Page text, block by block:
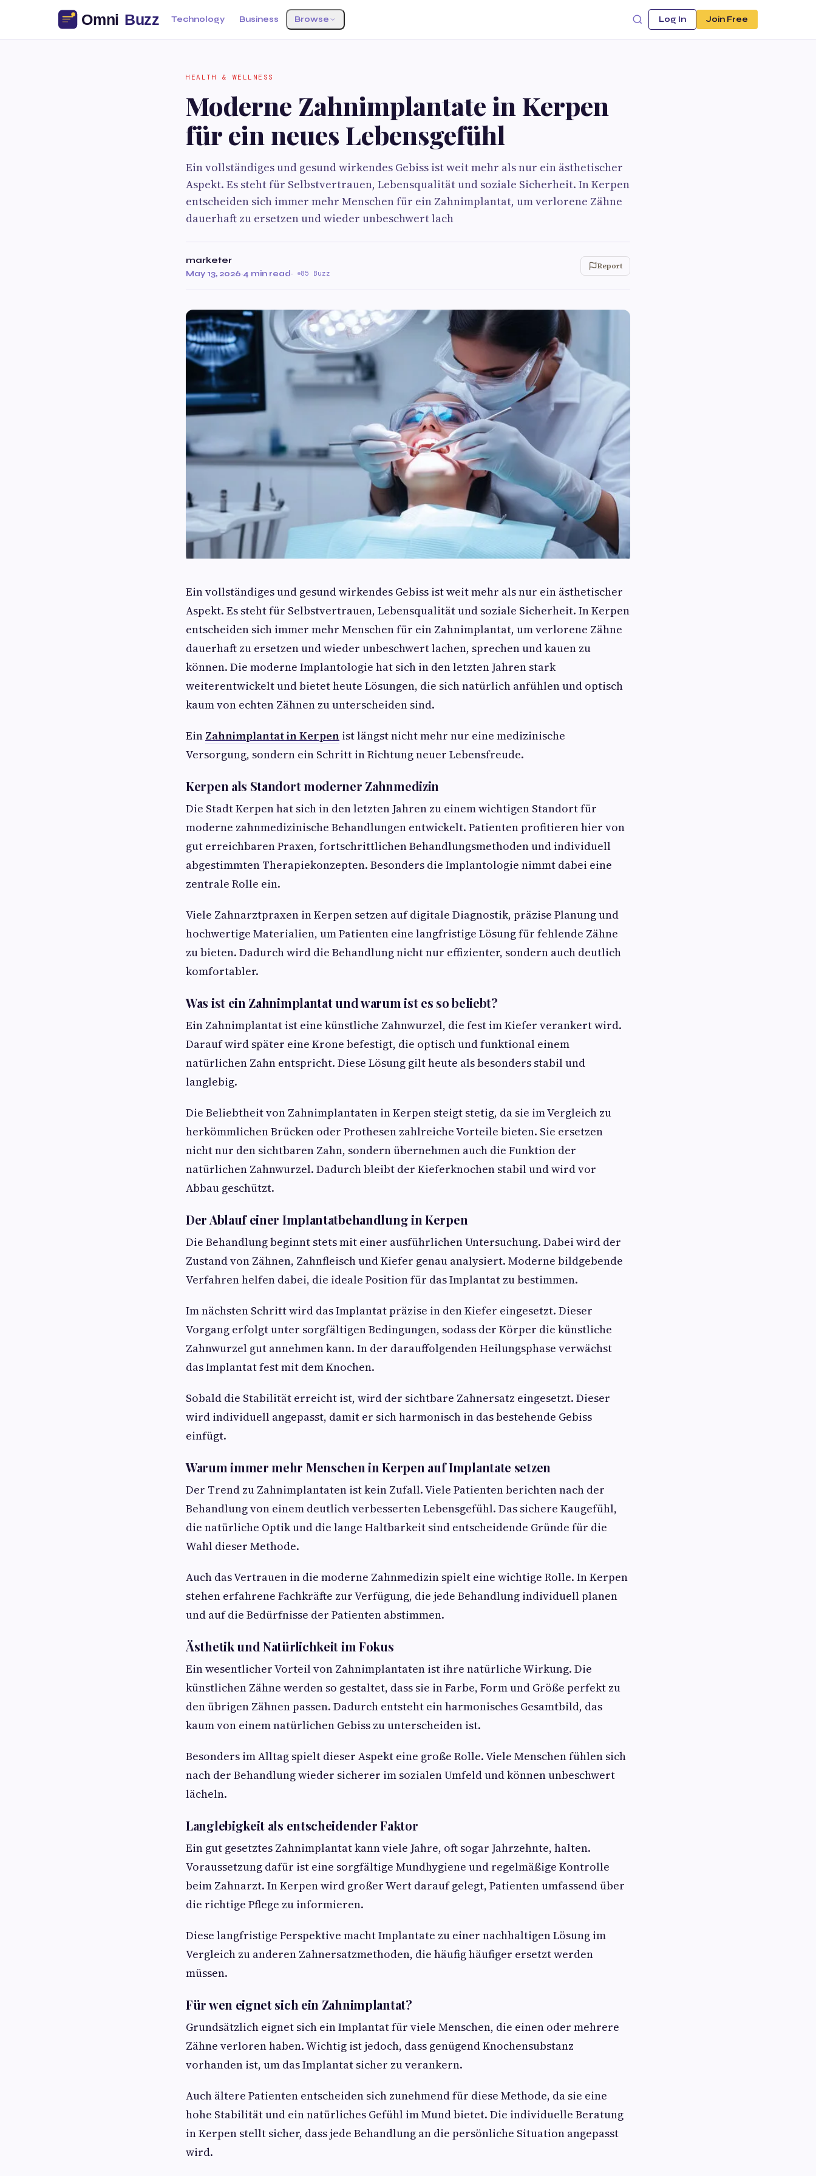
Technology Business Browse Log In Join Free
HEALTH & WELLNESS
Moderne Zahnimplantate in Kerpen
für ein neues Lebensgefühl
Ein vollständiges und gesund wirkendes Gebiss ist weit mehr als nur ein ästhetischer
Aspekt. Es steht für Selbstvertrauen, Lebensqualität und soziale Sicherheit. In Kerpen
entscheiden sich immer mehr Menschen für ein Zahnimplantat, um verlorene Zähne
dauerhaft zu ersetzen und wieder unbeschwert lach
marketer
May 13, 2026·4 min read· 85 Buzz
Report
Ein vollständiges und gesund wirkendes Gebiss ist weit mehr als nur ein ästhetischer
Aspekt. Es steht für Selbstvertrauen, Lebensqualität und soziale Sicherheit. In Kerpen
entscheiden sich immer mehr Menschen für ein Zahnimplantat, um verlorene Zähne
dauerhaft zu ersetzen und wieder unbeschwert lachen, sprechen und kauen zu
können. Die moderne Implantologie hat sich in den letzten Jahren stark
weiterentwickelt und bietet heute Lösungen, die sich natürlich anfühlen und optisch
kaum von echten Zähnen zu unterscheiden sind.
Ein Zahnimplantat in Kerpen ist längst nicht mehr nur eine medizinische
Versorgung, sondern ein Schritt in Richtung neuer Lebensfreude.
Kerpen als Standort moderner Zahnmedizin
Die Stadt Kerpen hat sich in den letzten Jahren zu einem wichtigen Standort für
moderne zahnmedizinische Behandlungen entwickelt. Patienten profitieren hier von
gut erreichbaren Praxen, fortschrittlichen Behandlungsmethoden und individuell
abgestimmten Therapiekonzepten. Besonders die Implantologie nimmt dabei eine
zentrale Rolle ein.
Viele Zahnarztpraxen in Kerpen setzen auf digitale Diagnostik, präzise Planung und
hochwertige Materialien, um Patienten eine langfristige Lösung für fehlende Zähne
zu bieten. Dadurch wird die Behandlung nicht nur effizienter, sondern auch deutlich
komfortabler.
Was ist ein Zahnimplantat und warum ist es so beliebt?
Ein Zahnimplantat ist eine künstliche Zahnwurzel, die fest im Kiefer verankert wird.
Darauf wird später eine Krone befestigt, die optisch und funktional einem
natürlichen Zahn entspricht. Diese Lösung gilt heute als besonders stabil und
langlebig.
Die Beliebtheit von Zahnimplantaten in Kerpen steigt stetig, da sie im Vergleich zu
herkömmlichen Brücken oder Prothesen zahlreiche Vorteile bieten. Sie ersetzen
nicht nur den sichtbaren Zahn, sondern übernehmen auch die Funktion der
natürlichen Zahnwurzel. Dadurch bleibt der Kieferknochen stabil und wird vor
Abbau geschützt.
Der Ablauf einer Implantatbehandlung in Kerpen
Die Behandlung beginnt stets mit einer ausführlichen Untersuchung. Dabei wird der
Zustand von Zähnen, Zahnfleisch und Kiefer genau analysiert. Moderne bildgebende
Verfahren helfen dabei, die ideale Position für das Implantat zu bestimmen.
Im nächsten Schritt wird das Implantat präzise in den Kiefer eingesetzt. Dieser
Vorgang erfolgt unter sorgfältigen Bedingungen, sodass der Körper die künstliche
Zahnwurzel gut annehmen kann. In der darauffolgenden Heilungsphase verwächst
das Implantat fest mit dem Knochen.
Sobald die Stabilität erreicht ist, wird der sichtbare Zahnersatz eingesetzt. Dieser
wird individuell angepasst, damit er sich harmonisch in das bestehende Gebiss
einfügt.
Warum immer mehr Menschen in Kerpen auf Implantate setzen
Der Trend zu Zahnimplantaten ist kein Zufall. Viele Patienten berichten nach der
Behandlung von einem deutlich verbesserten Lebensgefühl. Das sichere Kaugefühl,
die natürliche Optik und die lange Haltbarkeit sind entscheidende Gründe für die
Wahl dieser Methode.
Auch das Vertrauen in die moderne Zahnmedizin spielt eine wichtige Rolle. In Kerpen
stehen erfahrene Fachkräfte zur Verfügung, die jede Behandlung individuell planen
und auf die Bedürfnisse der Patienten abstimmen.
Ästhetik und Natürlichkeit im Fokus
Ein wesentlicher Vorteil von Zahnimplantaten ist ihre natürliche Wirkung. Die
künstlichen Zähne werden so gestaltet, dass sie in Farbe, Form und Größe perfekt zu
den übrigen Zähnen passen. Dadurch entsteht ein harmonisches Gesamtbild, das
kaum von einem natürlichen Gebiss zu unterscheiden ist.
Besonders im Alltag spielt dieser Aspekt eine große Rolle. Viele Menschen fühlen sich
nach der Behandlung wieder sicherer im sozialen Umfeld und können unbeschwert
lächeln.
Langlebigkeit als entscheidender Faktor
Ein gut gesetztes Zahnimplantat kann viele Jahre, oft sogar Jahrzehnte, halten.
Voraussetzung dafür ist eine sorgfältige Mundhygiene und regelmäßige Kontrolle
beim Zahnarzt. In Kerpen wird großer Wert darauf gelegt, Patienten umfassend über
die richtige Pflege zu informieren.
Diese langfristige Perspektive macht Implantate zu einer nachhaltigen Lösung im
Vergleich zu anderen Zahnersatzmethoden, die häufig häufiger ersetzt werden
müssen.
Für wen eignet sich ein Zahnimplantat?
Grundsätzlich eignet sich ein Implantat für viele Menschen, die einen oder mehrere
Zähne verloren haben. Wichtig ist jedoch, dass genügend Knochensubstanz
vorhanden ist, um das Implantat sicher zu verankern.
Auch ältere Patienten entscheiden sich zunehmend für diese Methode, da sie eine
hohe Stabilität und ein natürliches Gefühl im Mund bietet. Die individuelle Beratung
in Kerpen stellt sicher, dass jede Behandlung an die persönliche Situation angepasst
wird.